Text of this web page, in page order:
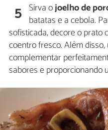
5 Sirva ojoelho de
batatas e a cebola.
sofisticada, decore o prato
coentro fresco. Além
complementar
sabores e proporcionando